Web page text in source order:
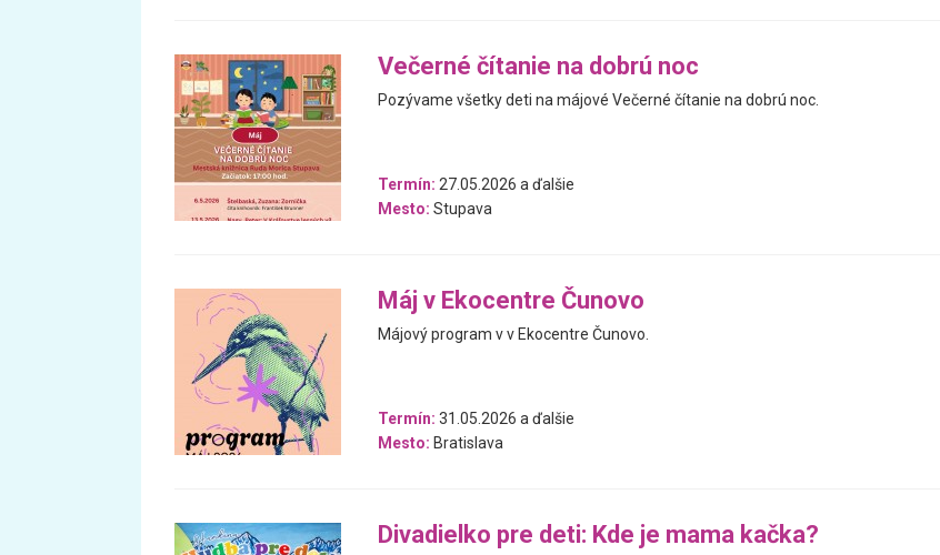
Večerné čítanie na dobrú noc
Pozývame všetky deti na májové Večerné čítanie na dobrú noc.
Termín: 27.05.2026 a ďalšie
Mesto: Stupava
Máj v Ekocentre Čunovo
Májový program v v Ekocentre Čunovo.
Termín: 31.05.2026 a ďalšie
Mesto: Bratislava
Divadielko pre deti: Kde je mama kačka?